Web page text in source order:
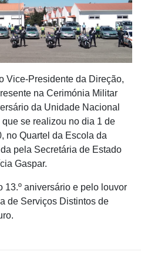
Vice-Presidente da Direção,
na Cerimónia Militar
da Unidade Nacional
se realizou no dia 1 de
no Quartel da Escola da
pela Secretária de Estado
Gaspar.
13.º aniversário e pelo louvor
de Serviços Distintos de